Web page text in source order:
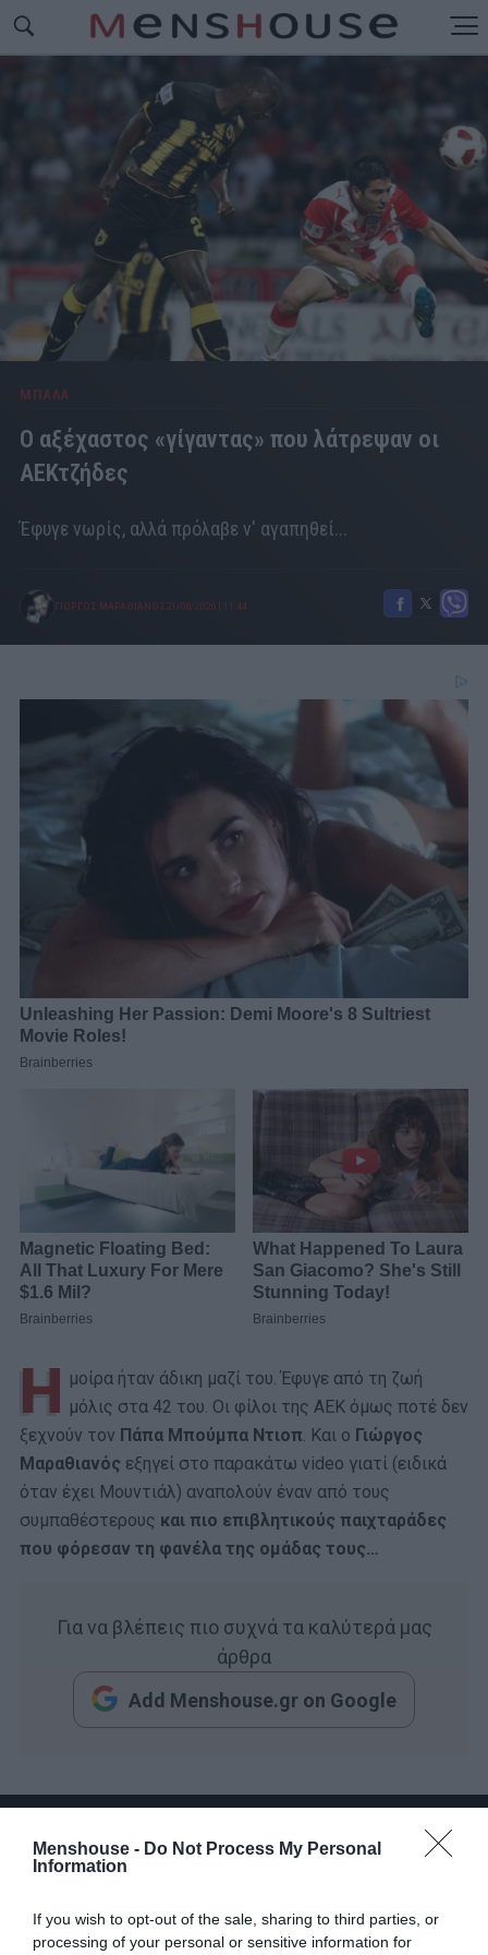
Menshouse - Do Not Process My Personal
Information
If you wish to opt-out of the sale, sharing to third parties, or
processing of your personal or sensitive information for
ΜΠΑΛΑ
Ο αξέχαστος «γίγαντας» που λάτρεψαν οι
ΑΕΚτζήδες
Έφυγε νωρίς, αλλά πρόλαβε ν' αγαπηθεί...
ΓΙΩΡΓΟΣ ΜΑΡΑΘΙΑΝΟΣ 21/06/2026 11:44
Η μοίρα ήταν άδικη μαζί του. Έφυγε από τη ζωή
μόλις στα 42 του. Οι φίλοι της ΑΕΚ όμως ποτέ δεν
ξεχνούν τον Πάπα Μπούμπα Ντιοπ. Και ο Γιώργος
Μαραθιανός εξηγεί στο παρακάτω video γιατί (ειδικά
όταν έχει Μουντιάλ) αναπολούν έναν από τους
συμπαθέστερους και πιο επιβλητικούς παιχταράδες
που φόρεσαν τη φανέλα της ομάδας τους…
Για να βλέπεις πιο συχνά τα καλύτερά μας
άρθρα
Add Menshouse.gr on Google